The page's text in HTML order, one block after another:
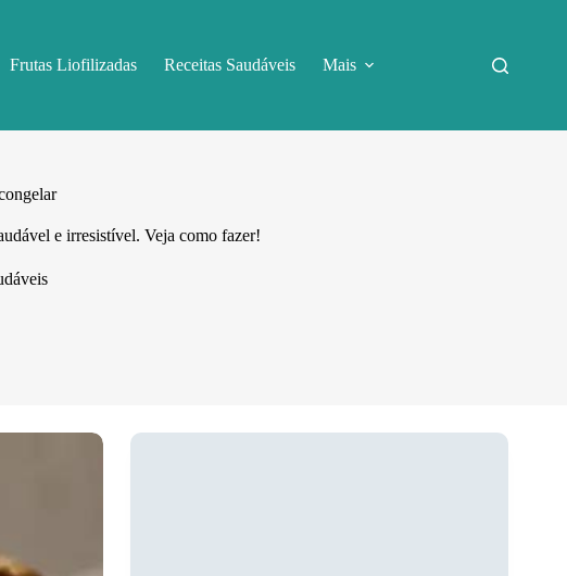
Frutas Liofilizadas Receitas Saudáveis Mais
e irresistível. Veja como fazer!